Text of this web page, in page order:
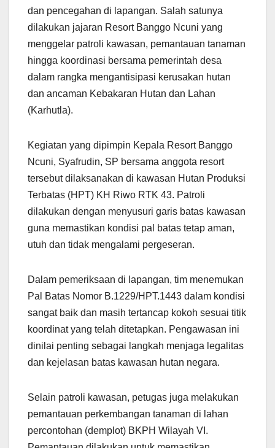
dan pencegahan di lapangan. Salah satunya
dilakukan jajaran Resort Banggo Ncuni yang
menggelar patroli kawasan, pemantauan tanaman
hingga koordinasi bersama pemerintah desa
dalam rangka mengantisipasi kerusakan hutan
dan ancaman Kebakaran Hutan dan Lahan
(Karhutla).
Kegiatan yang dipimpin Kepala Resort Banggo
Ncuni, Syafrudin, SP bersama anggota resort
tersebut dilaksanakan di kawasan Hutan Produksi
Terbatas (HPT) KH Riwo RTK 43. Patroli
dilakukan dengan menyusuri garis batas kawasan
guna memastikan kondisi pal batas tetap aman,
utuh dan tidak mengalami pergeseran.
Dalam pemeriksaan di lapangan, tim menemukan
Pal Batas Nomor B.1229/HPT.1443 dalam kondisi
sangat baik dan masih tertancap kokoh sesuai titik
koordinat yang telah ditetapkan. Pengawasan ini
dinilai penting sebagai langkah menjaga legalitas
dan kejelasan batas kawasan hutan negara.
Selain patroli kawasan, petugas juga melakukan
pemantauan perkembangan tanaman di lahan
percontohan (demplot) BKPH Wilayah VI.